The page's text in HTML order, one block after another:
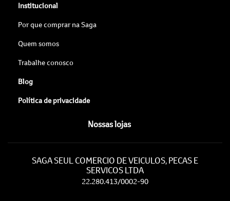
Institucional
Por que comprar na Saga
Quem somos
Trabalhe conosco
Blog
Política de privacidade
Nossas lojas
SAGA SEUL COMERCIO DE VEICULOS, PECAS E
SERVICOS LTDA
22.280.413/0002-90